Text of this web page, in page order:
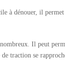
à dénouer, il permet
Il peut
traction se